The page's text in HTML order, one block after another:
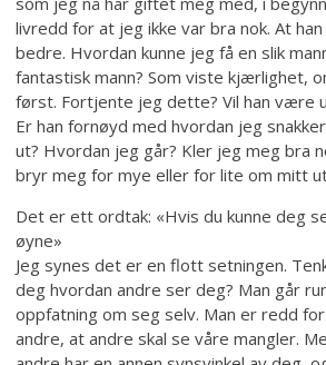
livredd for at jeg ikke var bra nok. At
bedre. Hvordan kunne jeg få en slik
fantastisk mann? Som viste kjærlighet,
først. Fortjente jeg dette? Vil han være
Er han fornøyd med hvordan jeg
ut? Hvordan jeg går? Kler jeg meg bra
bryr meg for mye eller for lite om mitt
Det er ett ordtak: «Hvis du kunne deg
øyne»
Jeg synes det er en flott setningen.
deg hvordan andre ser deg? Man går
oppfatning om seg selv. Man er redd
andre, at andre skal se våre mangler.